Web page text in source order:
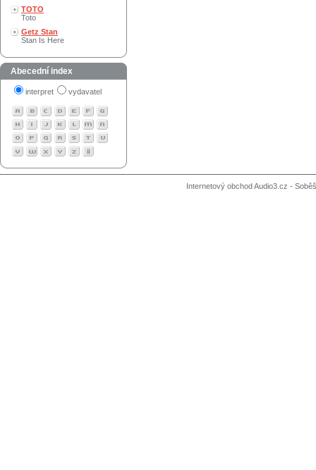
TOTO
Toto
Getz Stan
Stan Is Here
Abecední index
interpret vydavatel
Internetový obchod Audio3.cz -